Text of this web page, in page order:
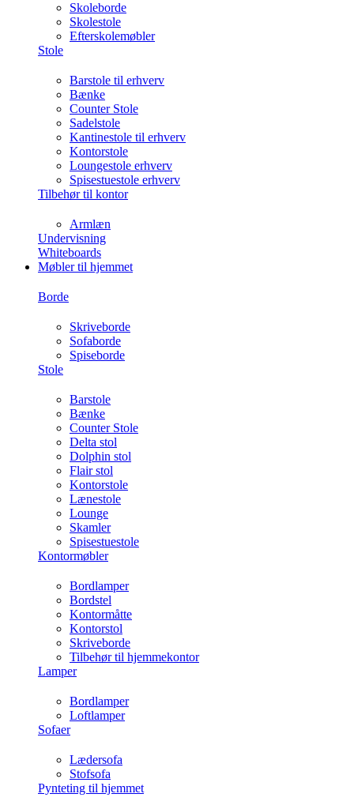
Skoleborde
Skolestole
Efterskolemøbler
Stole
Barstole til erhverv
Bænke
Counter Stole
Sadelstole
Kantinestole til erhverv
Kontorstole
Loungestole erhverv
Spisestuestole erhverv
Tilbehør til kontor
Armlæn
Undervisning
Whiteboards
Møbler til hjemmet
Borde
Skriveborde
Sofaborde
Spiseborde
Stole
Barstole
Bænke
Counter Stole
Delta stol
Dolphin stol
Flair stol
Kontorstole
Lænestole
Lounge
Skamler
Spisestuestole
Kontormøbler
Bordlamper
Bordstel
Kontormåtte
Kontorstol
Skriveborde
Tilbehør til hjemmekontor
Lamper
Bordlamper
Loftlamper
Sofaer
Lædersofa
Stofsofa
Pynteting til hjemmet